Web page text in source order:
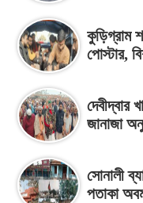
কুড়িগ্রাম
পোস্টার,
দেবীদ্বার
জানাজা
সোনালী
পতাকা